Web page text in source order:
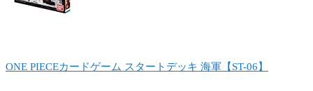
ONE PIECEカードゲーム スタートデッキ 海軍【ST-06】